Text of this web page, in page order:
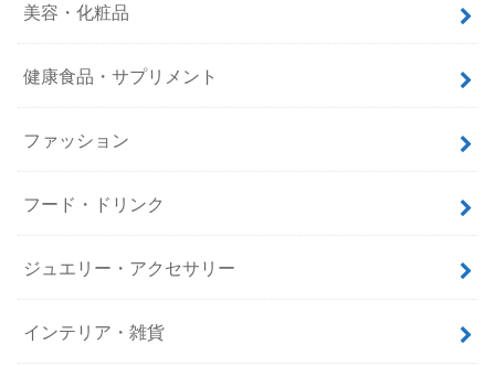
美容・化粧品
健康食品・サプリメント
ファッション
フード・ドリンク
ジュエリー・アクセサリー
インテリア・雑貨